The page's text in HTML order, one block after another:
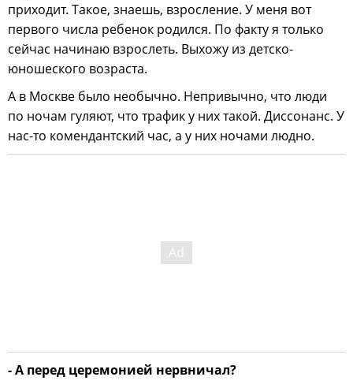
приходит. Такое, знаешь, взросление. У меня вот
первого числа ребенок родился. По факту я только
сейчас начинаю взрослеть. Выхожу из детско-
юношеского возраста.
А в Москве было необычно. Непривычно, что люди
по ночам гуляют, что трафик у них такой. Диссонанс. У
нас-то комендантский час, а у них ночами людно.
- А перед церемонией нервничал?